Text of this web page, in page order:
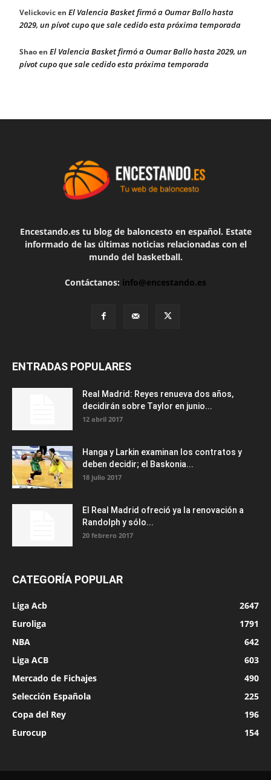
Velickovicen El Valencia Basket firmó a Oumar Ballo hasta
2029, un pívot cupo que sale cedido esta próxima temporada
Shaoen El Valencia Basket firmó a Oumar Ballo hasta 2029, un
pívot cupo que sale cedido esta próxima temporada
Encestando.es tu blog de baloncesto en español. Estate
informado de las últimas noticias relacionadas con el
mundo del basketball.
Contáctanos: info@encestando.es
ENTRADAS POPULARES
Real Madrid: Reyes renueva dos años,
decidirán sobre Taylor en junio...
12 abril 2017
Hanga y Larkin examinan los contratos y
deben decidir; el Baskonia...
18 julio 2017
El Real Madrid ofreció ya la renovación a
Randolph y sólo...
20 febrero 2017
CATEGORÍA POPULAR
Liga Acb
2647
Euroliga
1791
NBA
642
Liga ACB
603
Mercado de Fichajes
490
Selección Española
225
Copa del Rey
196
Eurocup
154